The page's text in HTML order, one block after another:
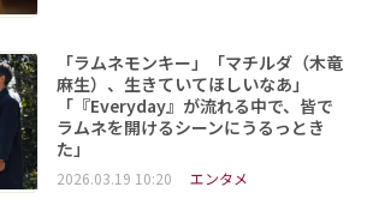
「ラムネモンキー」「マチルダ（木竜
麻生）、生きていてほしいなあ」
「『Everyday』が流れる中で、皆で
ラムネを開けるシーンにうるっとき
た」
2026.03.19 10:20 エンタメ